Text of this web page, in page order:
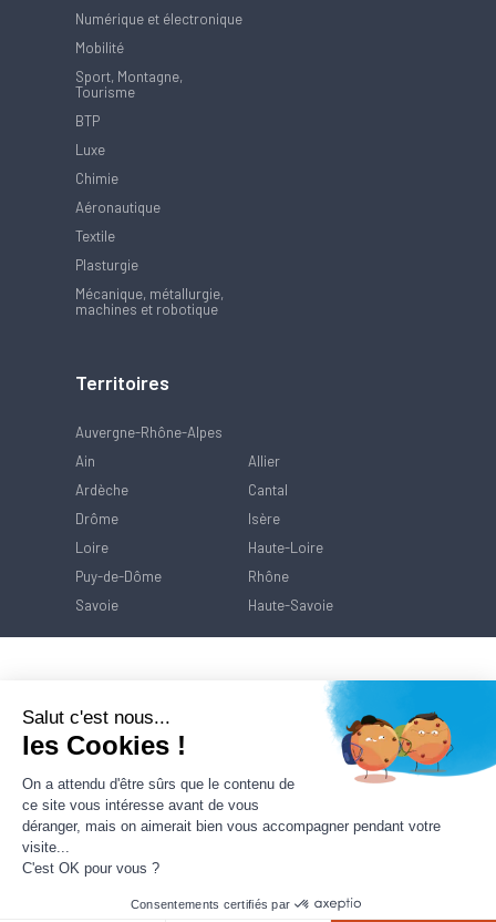
Numérique et électronique
Mobilité
Sport, Montagne,
Tourisme
BTP
Luxe
Chimie
Aéronautique
Textile
Plasturgie
Mécanique, métallurgie,
machines et robotique
Territoires
Auvergne-Rhône-Alpes
Ain
Allier
Ardèche
Cantal
Drôme
Isère
Loire
Haute-Loire
Puy-de-Dôme
Rhône
Savoie
Haute-Savoie
Salut c'est nous...
les Cookies !
On a attendu d'être sûrs que le contenu de
ce site vous intéresse avant de vous
déranger, mais on aimerait bien vous accompagner pendant votre
visite...
C'est OK pour vous ?
Consentements certifiés par